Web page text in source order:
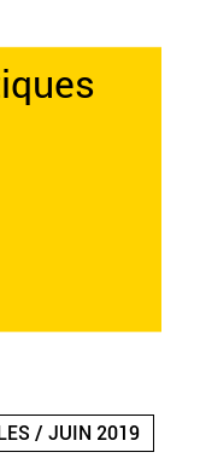
/ JUIN 2019